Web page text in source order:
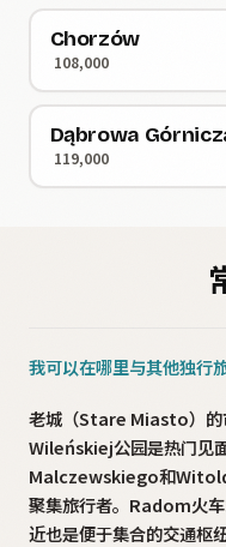
Chorzów
108,000
Dąbrowa
119,000
我可以在哪里与其他独行
老城（Stare Miasto）
Wileńskiej公园是热门见
Malczewskiego和
聚集旅行者。Radom火
近也是便于集合的交通枢纽